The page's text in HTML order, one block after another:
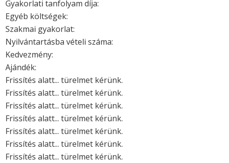
Gyakorlati tanfolyam díja:
Egyéb költségek:
Szakmai gyakorlat:
Nyilvántartásba vételi száma:
Kedvezmény:
Ajándék:
Frissítés alatt... türelmet kérünk.
Frissítés alatt... türelmet kérünk.
Frissítés alatt... türelmet kérünk.
Frissítés alatt... türelmet kérünk.
Frissítés alatt... türelmet kérünk.
Frissítés alatt... türelmet kérünk.
Frissítés alatt... türelmet kérünk.